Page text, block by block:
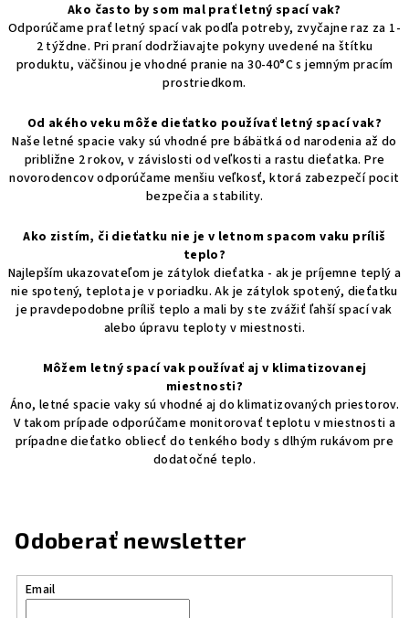
Ako často by som mal prať letný spací vak?
Odporúčame prať letný spací vak podľa potreby, zvyčajne raz za 1-
2 týždne. Pri praní dodržiavajte pokyny uvedené na štítku
produktu, väčšinou je vhodné pranie na 30-40°C s jemným pracím
prostriedkom.
Od akého veku môže dieťatko používať letný spací vak?
Naše letné spacie vaky sú vhodné pre bábätká od narodenia až do
približne 2 rokov, v závislosti od veľkosti a rastu dieťatka. Pre
novorodencov odporúčame menšiu veľkosť, ktorá zabezpečí pocit
bezpečia a stability.
Ako zistím, či dieťatku nie je v letnom spacom vaku príliš
teplo?
Najlepším ukazovateľom je zátylok dieťatka - ak je príjemne teplý a
nie spotený, teplota je v poriadku. Ak je zátylok spotený, dieťatku
je pravdepodobne príliš teplo a mali by ste zvážiť ľahší spací vak
alebo úpravu teploty v miestnosti.
Môžem letný spací vak používať aj v klimatizovanej
miestnosti?
Áno, letné spacie vaky sú vhodné aj do klimatizovaných priestorov.
V takom prípade odporúčame monitorovať teplotu v miestnosti a
prípadne dieťatko obliecť do tenkého body s dlhým rukávom pre
dodatočné teplo.
Odoberať newsletter
Email